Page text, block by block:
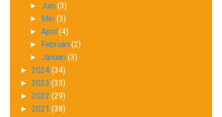
►Juni(3)
► Mei(3)
►April(4)
► Februari(2)
►Januari(3)
► 2024 (34)
► 2023 (33)
► 2022 (29)
► 2021 (38)